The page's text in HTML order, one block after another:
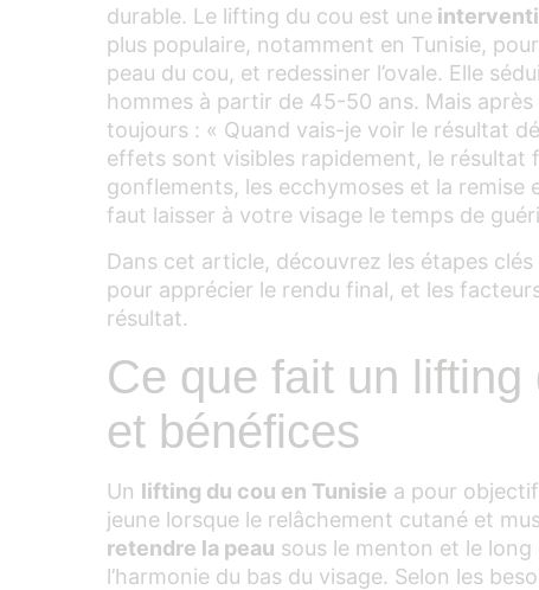
durable. Le lifting du cou est une
plus populaire, notamment en Tunisie, pour
peau du cou, et redessiner l’ovale. Elle
hommes à partir de 45-50 ans. Mais
toujours : « Quand vais-je voir le résultat
effets sont visibles rapidement, le résultat
gonflements, les ecchymoses et la remise
faut laisser à votre visage le temps de
Dans cet article, découvrez les étapes
pour apprécier le rendu final, et les
résultat.
Ce que fait un
et bénéfices
Un lifting du cou en Tunisie a pour
jeune lorsque le relâchement cutané et
retendre la peau sous le menton et le
l’harmonie du bas du visage. Selon les